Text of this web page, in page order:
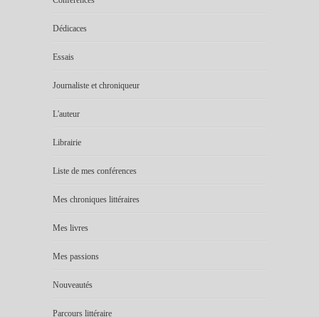
Dédicaces
Essais
Journaliste et chroniqueur
L'auteur
Librairie
Liste de mes conférences
Mes chroniques littéraires
Mes livres
Mes passions
Nouveautés
Parcours littéraire